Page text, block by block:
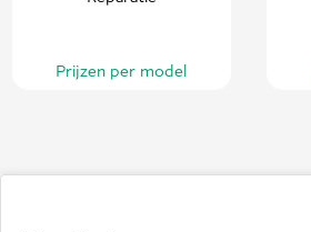
Prijzen per model